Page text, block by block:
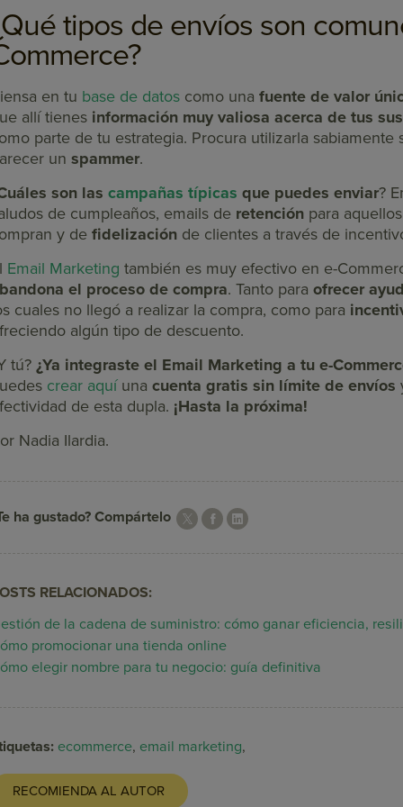
tipos de envíos son
en tu base de datos como una fuente de valor
allí tienes información muy valiosa acerca de tus
parte de tu estrategia. Procura utilizarla sabiamente
un spammer.
son las campañas típicas que puedes enviar?
de cumpleaños, emails de retención para
y de fidelización de clientes a través de
Email Marketing también es muy efectivo en e-
el proceso de compra. Tanto para ofrecer
cuales no llegó a realizar la compra, como para
algún tipo de descuento.
tú? ¿Ya integraste el Email Marketing a tu e-
crear aquí una cuenta gratis sin límite de envíos
de esta dupla. ¡Hasta la próxima!
Nadia Ilardia.
ha gustado? Compártelo
RELACIONADOS:
de la cadena de suministro: cómo ganar eficiencia,
promocionar una tienda online
elegir nombre para tu negocio: guía definitiva
ecommerce, email marketing,
RECOMIENDA AL AUTOR